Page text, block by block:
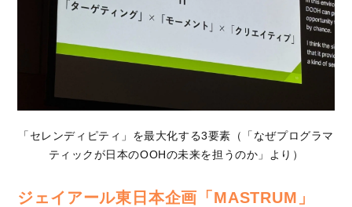
「セレンディピティ」を最大化する3要素（「なぜプログラマ
ティックが日本のOOHの未来を担うのか」より）
ジェイアール東日本企画「MASTRUM」